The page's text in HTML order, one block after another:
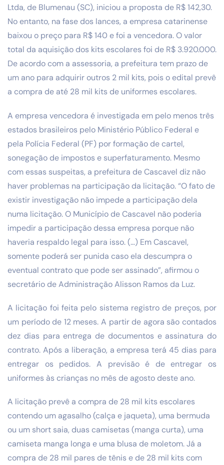
Ltda, de Blumenau (SC), iniciou a proposta de R$ 142,30.
No entanto, na fase dos lances, a empresa catarinense
baixou o preço para R$ 140 e foi a vencedora. O valor
total da aquisição dos kits escolares foi de R$ 3.920.000.
De acordo com a assessoria, a prefeitura tem prazo de
um ano para adquirir outros 2 mil kits, pois o edital prevê
a compra de até 28 mil kits de uniformes escolares.
A empresa vencedora é investigada em pelo menos três
estados brasileiros pelo Ministério Público Federal e
pela Polícia Federal (PF) por formação de cartel,
sonegação de impostos e superfaturamento. Mesmo
com essas suspeitas, a prefeitura de Cascavel diz não
haver problemas na participação da licitação. “O fato de
existir investigação não impede a participação dela
numa licitação. O Município de Cascavel não poderia
impedir a participação dessa empresa porque não
haveria respaldo legal para isso. (…) Em Cascavel,
somente poderá ser punida caso ela descumpra o
eventual contrato que pode ser assinado”, afirmou o
secretário de Administração Alisson Ramos da Luz.
A licitação foi feita pelo sistema registro de preços, por
um período de 12 meses. A partir de agora são contados
dez dias para entrega de documentos e assinatura do
contrato. Após a liberação, a empresa terá 45 dias para
entregar os pedidos. A previsão é de entregar os
uniformes às crianças no mês de agosto deste ano.
A licitação prevê a compra de 28 mil kits escolares
contendo um agasalho (calça e jaqueta), uma bermuda
ou um short saia, duas camisetas (manga curta), uma
camiseta manga longa e uma blusa de moletom. Já a
compra de 28 mil pares de tênis e de 28 mil kits com